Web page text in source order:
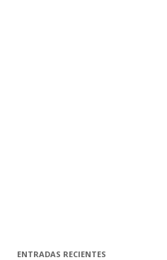
ENTRADAS RECIENTES